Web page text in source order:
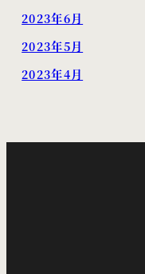
2023年6月
2023年5月
2023年4月